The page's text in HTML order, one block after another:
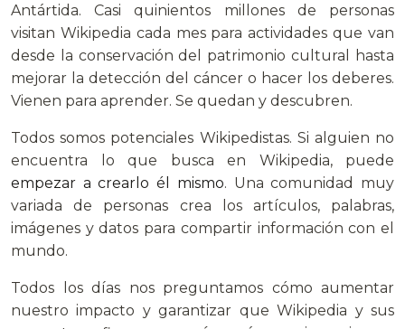
Antártida. Casi quinientos millones de personas
visitan Wikipedia cada mes para actividades que van
desde la conservación del patrimonio cultural hasta
mejorar la detección del cáncer o hacer los deberes.
Vienen para aprender. Se quedan y descubren.
Todos somos potenciales Wikipedistas. Si alguien no
encuentra lo que busca en Wikipedia, puede
empezar a crearlo él mismo. Una comunidad muy
variada de personas crea los artículos, palabras,
imágenes y datos para compartir información con el
mundo.
Todos los días nos preguntamos cómo aumentar
nuestro impacto y garantizar que Wikipedia y sus